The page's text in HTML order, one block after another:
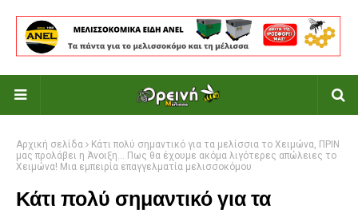
Αρχική σελίδα
Κάτι πολύ σημαντικό για τα μελίσσια το Χειμώνα, ΠΡΙΝ
μας προλάβει η Άνοιξη... Πως θα έχουμε ακόμα λιγότερες απώλειες το
Χειμώνα! Μια εμπειρία επαγγελματία μελισσοκόμου
Κάτι πολύ σημαντικό για τα